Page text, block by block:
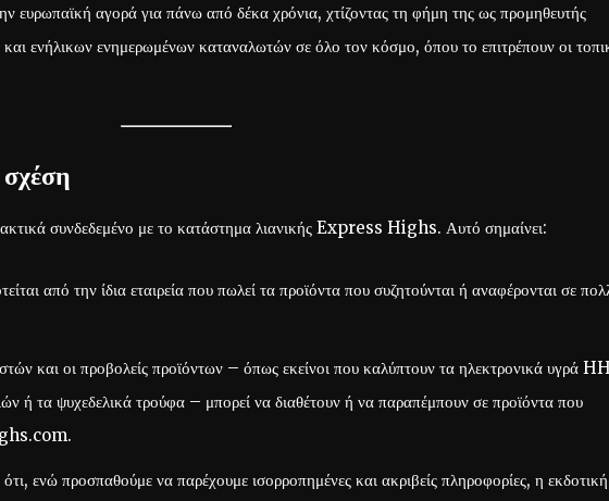
αγορά για πάνω από δέκα χρόνια, χτίζοντας τη φήμη της ως προμηθευτής
ενήλικων ενημερωμένων καταναλωτών σε όλο τον κόσμο, όπου το επιτρέπουν οι
συνδεδεμένο με το κατάστημα λιανικής Express Highs. Αυτό σημαίνει:
από την ίδια εταιρεία που πωλεί τα προϊόντα που συζητούνται ή αναφέρονται σε
και οι προβολείς προϊόντων – όπως εκείνοι που καλύπτουν τα ηλεκτρονικά υγρά
ή τα ψυχεδελικά τρούφα – μπορεί να διαθέτουν ή να παραπέμπουν σε προϊόντα που
ενώ προσπαθούμε να παρέχουμε ισορροπημένες και ακριβείς πληροφορίες, η εκδοτική